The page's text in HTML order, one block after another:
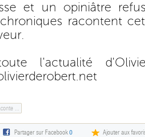
et un opiniâtre
racontent
l'actualité
...
Partager sur Facebook0 Ajouter aux